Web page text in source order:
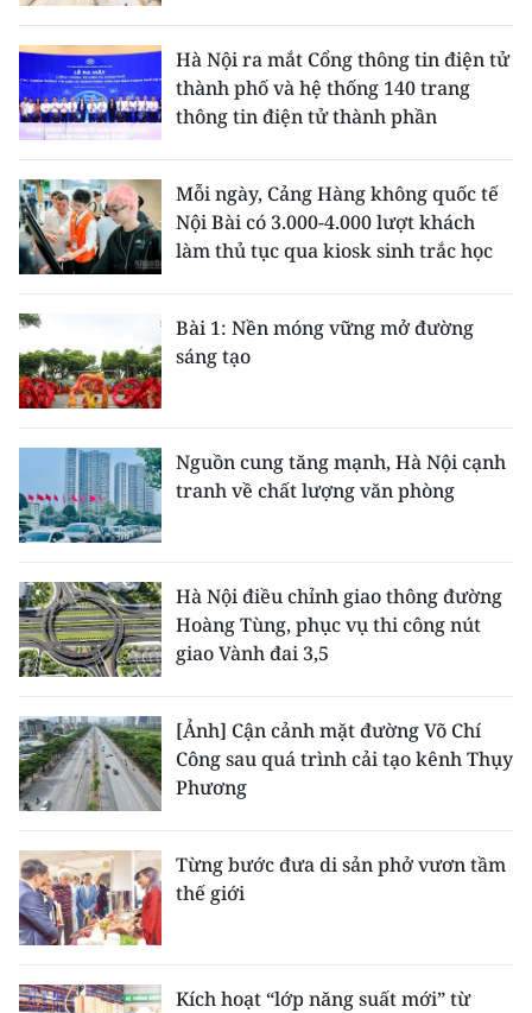
Hà Nội ra mắt Cổng thông tin điện tử
thành phố và hệ thống 140 trang
thông tin điện tử thành phần
Mỗi ngày, Cảng Hàng không quốc tế
Nội Bài có 3.000-4.000 lượt khách
làm thủ tục qua kiosk sinh trắc học
Bài 1: Nền móng vững mở đường
sáng tạo
Nguồn cung tăng mạnh, Hà Nội cạnh
tranh về chất lượng văn phòng
Hà Nội điều chỉnh giao thông đường
Hoàng Tùng, phục vụ thi công nút
giao Vành đai 3,5
[Ảnh] Cận cảnh mặt đường Võ Chí
Công sau quá trình cải tạo kênh Thụy
Phương
Từng bước đưa di sản phở vươn tầm
thế giới
Kích hoạt “lớp năng suất mới” từ